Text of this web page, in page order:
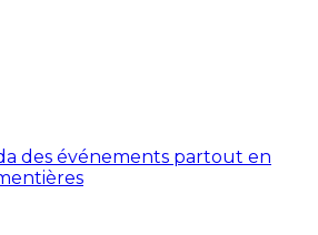
des événements partout en